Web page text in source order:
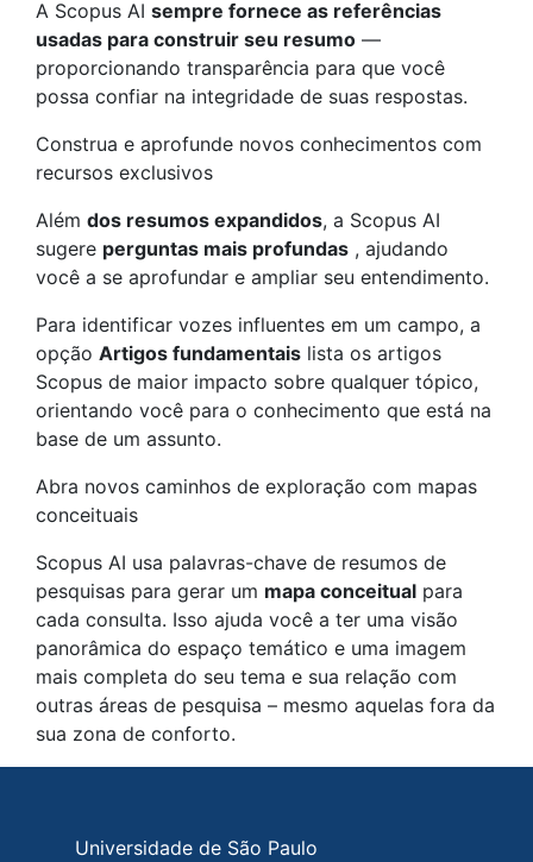
A Scopus AI sempre fornece as referências
usadas para construir seu resumo —
proporcionando transparência para que você
possa confiar na integridade de suas respostas.
Construa e aprofunde novos conhecimentos com
recursos exclusivos
Além dos resumos expandidos, a Scopus AI
sugere perguntas mais profundas , ajudando
você a se aprofundar e ampliar seu entendimento.
Para identificar vozes influentes em um campo, a
opção Artigos fundamentais lista os artigos
Scopus de maior impacto sobre qualquer tópico,
orientando você para o conhecimento que está na
base de um assunto.
Abra novos caminhos de exploração com mapas
conceituais
Scopus AI usa palavras-chave de resumos de
pesquisas para gerar um mapa conceitual para
cada consulta. Isso ajuda você a ter uma visão
panorâmica do espaço temático e uma imagem
mais completa do seu tema e sua relação com
outras áreas de pesquisa – mesmo aquelas fora da
sua zona de conforto.
Rodapé do site
Universidade de São Paulo